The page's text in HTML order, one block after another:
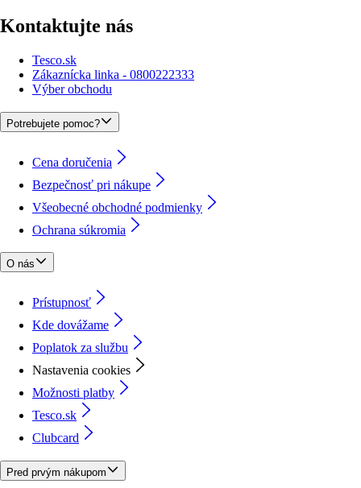
Kontaktujte nás
Tesco.sk
Zákaznícka linka - 0800222333
Výber obchodu
Potrebujete pomoc?
Cena doručenia
Bezpečnosť pri nákupe
Všeobecné obchodné podmienky
Ochrana súkromia
O nás
Prístupnosť
Kde dovážame
Poplatok za službu
Nastavenia cookies
Možnosti platby
Tesco.sk
Clubcard
Pred prvým nákupom